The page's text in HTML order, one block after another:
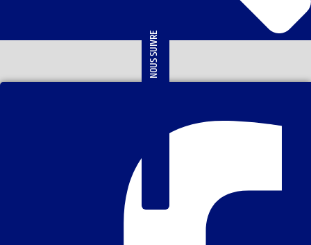
NOUS SUIVRE